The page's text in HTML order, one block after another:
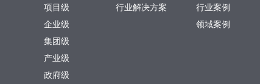
项目级
企业级
集团级
产业级
政府级
行业解决方案
行业案例
领域案例